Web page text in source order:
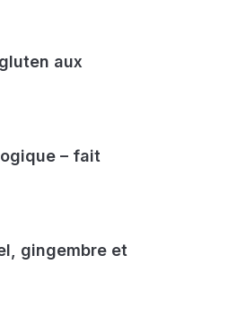
aux
– fait
gingembre et